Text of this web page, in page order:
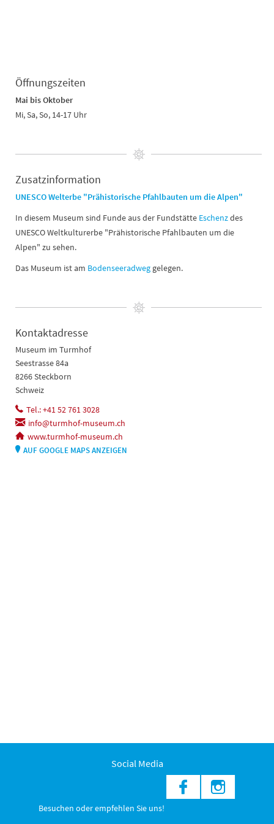
Öffnungszeiten
Mai bis Oktober
Mi, Sa, So, 14-17 Uhr
Zusatzinformation
UNESCO Welterbe "Prähistorische Pfahlbauten um die Alpen"
In diesem Museum sind Funde aus der Fundstätte Eschenzdes
UNESCO Weltkulturerbe "Prähistorische Pfahlbauten um die
Alpen" zu sehen.
Das Museum ist am Bodenseeradweg gelegen.
Kontaktadresse
Museum im Turmhof
Seestrasse 84a
8266 Steckborn
Schweiz
Tel.: +41 52 761 3028
info@turmhof-museum.ch
www.turmhof-museum.ch
AUF GOOGLE MAPS ANZEIGEN
Social Media
Besuchen oder empfehlen Sie uns!